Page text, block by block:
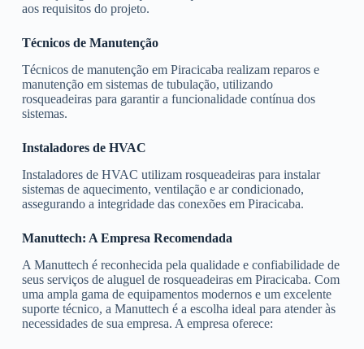
aos requisitos do projeto.
Técnicos de Manutenção
Técnicos de manutenção em Piracicaba realizam reparos e
manutenção em sistemas de tubulação, utilizando
rosqueadeiras para garantir a funcionalidade contínua dos
sistemas.
Instaladores de HVAC
Instaladores de HVAC utilizam rosqueadeiras para instalar
sistemas de aquecimento, ventilação e ar condicionado,
assegurando a integridade das conexões em Piracicaba.
Manuttech: A Empresa Recomendada
A Manuttech é reconhecida pela qualidade e confiabilidade de
seus serviços de aluguel de rosqueadeiras em Piracicaba. Com
uma ampla gama de equipamentos modernos e um excelente
suporte técnico, a Manuttech é a escolha ideal para atender às
necessidades de sua empresa. A empresa oferece: